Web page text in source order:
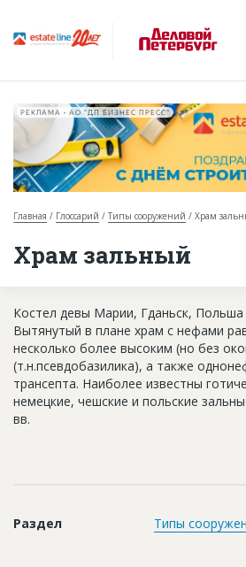
О проекте
База строящихся объектов
Инвестпроекты
Глоссарий
Новости
РЕКЛАМА • АО "ДП БИЗНЕС ПРЕСС"
Главная Глоссарий Типы сооружений Храм
Храм зальный
Костел девы Марии, Гданьск, Польша
Вытянутый в плане храм с нефами
несколько более высоким (но без
(т.н.псевдобазилика), а также
трансепта. Наиболее известны
немецкие, чешские и польские
вв.
Раздел Типы